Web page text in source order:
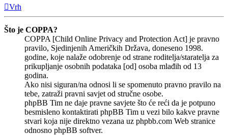
Vrh
Što je COPPA?
COPPA [Child Online Privacy and Protection Act] je pravno
pravilo, Sjedinjenih Američkih Država, doneseno 1998.
godine, koje nalaže odobrenje od strane roditelja/staratelja za
prikupljanje osobnih podataka [od] osoba mlađih od 13
godina.
Ako nisi siguran/na odnosi li se spomenuto pravno pravilo na
tebe, zatraži pravni savjet od stručne osobe.
phpBB Tim ne daje pravne savjete što će reći da je potpuno
besmisleno kontaktirati phpBB Tim u vezi bilo kakve pravne
stvari koja nije direktno vezana uz phpbb.com Web stranice
odnosno phpBB softver.